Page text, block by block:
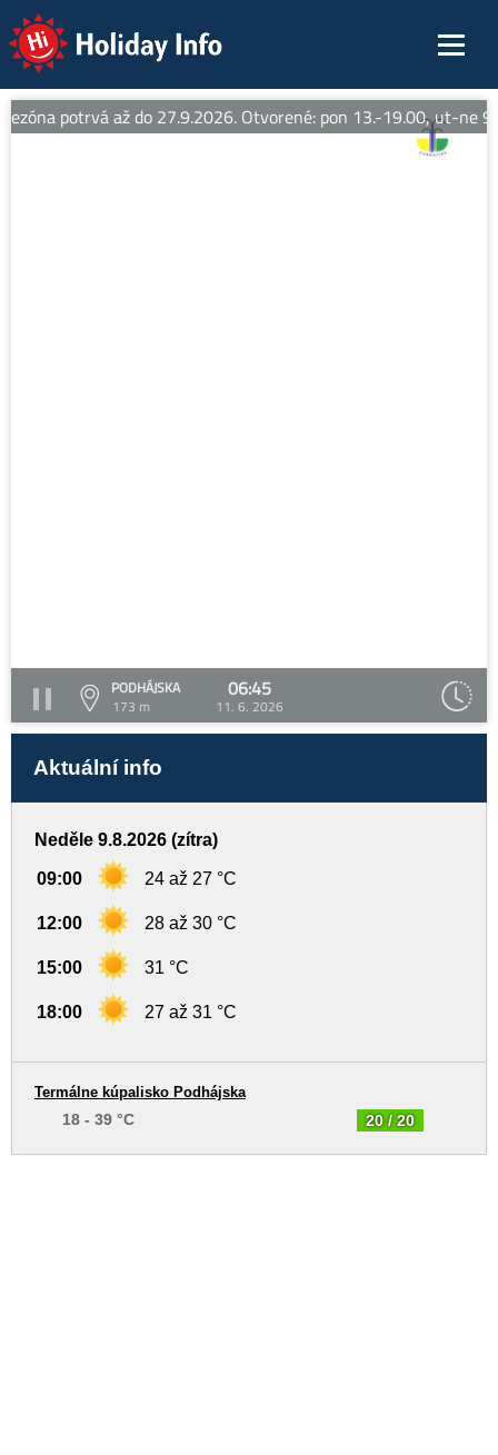
Holiday Info
potrvá až do 27.9.2026. Otvorené: pon 13.-19.00, ut-ne
PODHÁJSKA
173 m
06:45
11. 6. 2026
Aktuální info
Neděle 9.8.2026 (zítra)
09:00 24 až 27 °C
12:00 28 až 30 °C
15:00 31 °C
18:00 27 až 31 °C
20 / 20
Termálne kúpalisko Podhájska
18 - 39 °C